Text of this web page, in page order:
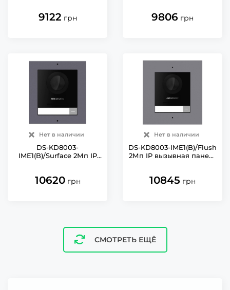
9122 грн 9806 грн
Нет в наличии
DS-KD8003-
IME1(B)/Surface 2Мп IP
10620 грн
Нет в наличии
DS-KD8003-IME1(B)/Flush
2Мп IP вызывная панель
10845 грн
СМОТРЕТЬ ЕЩЁ